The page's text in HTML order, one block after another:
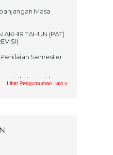
Masa
AKHIR TAHUN (PAT)
Semester
untuk Android
NABI
Lihat Pengumuman Lain »